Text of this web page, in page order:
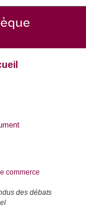
commerce
des débats